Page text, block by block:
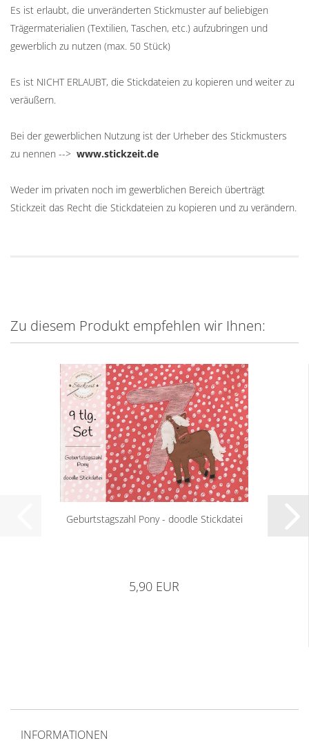
Es ist erlaubt, die unveränderten Stickmuster auf beliebigen
Trägermaterialien (Textilien, Taschen, etc.) aufzubringen und
gewerblich zu nutzen (max. 50 Stück)
Es ist NICHT ERLAUBT, die Stickdateien zu kopieren und weiter zu
veräußern.
Bei der gewerblichen Nutzung ist der Urheber des Stickmusters
zu nennen --> www.stickzeit.de
Weder im privaten noch im gewerblichen Bereich überträgt
Stickzeit das Recht die Stickdateien zu kopieren und zu verändern.
Zu diesem Produkt empfehlen wir Ihnen:
Geburtstagszahl Pony - doodle Stickdatei
5,90 EUR
INFORMATIONEN